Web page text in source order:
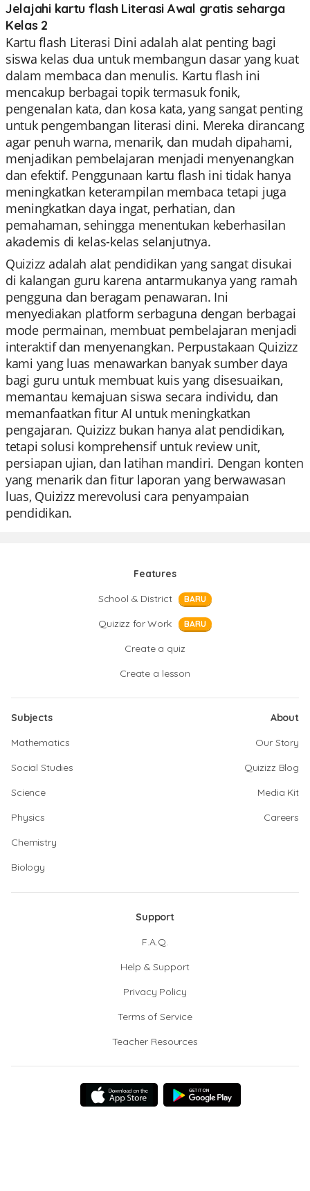
Jelajahi kartu flash Literasi Awal gratis seharga
Kelas 2
Kartu flash Literasi Dini adalah alat penting bagi
siswa kelas dua untuk membangun dasar yang kuat
dalam membaca dan menulis. Kartu flash ini
mencakup berbagai topik termasuk fonik,
pengenalan kata, dan kosa kata, yang sangat penting
untuk pengembangan literasi dini. Mereka dirancang
agar penuh warna, menarik, dan mudah dipahami,
menjadikan pembelajaran menjadi menyenangkan
dan efektif. Penggunaan kartu flash ini tidak hanya
meningkatkan keterampilan membaca tetapi juga
meningkatkan daya ingat, perhatian, dan
pemahaman, sehingga menentukan keberhasilan
akademis di kelas-kelas selanjutnya.
Quizizz adalah alat pendidikan yang sangat disukai
di kalangan guru karena antarmukanya yang ramah
pengguna dan beragam penawaran. Ini
menyediakan platform serbaguna dengan berbagai
mode permainan, membuat pembelajaran menjadi
interaktif dan menyenangkan. Perpustakaan Quizizz
kami yang luas menawarkan banyak sumber daya
bagi guru untuk membuat kuis yang disesuaikan,
memantau kemajuan siswa secara individu, dan
memanfaatkan fitur AI untuk meningkatkan
pengajaran. Quizizz bukan hanya alat pendidikan,
tetapi solusi komprehensif untuk review unit,
persiapan ujian, dan latihan mandiri. Dengan konten
yang menarik dan fitur laporan yang berwawasan
luas, Quizizz merevolusi cara penyampaian
pendidikan.
Features
School & District
BARU
Quizizz for Work BARU
Create a quiz
Create a lesson
Subjects
Mathematics
Social Studies
Science
Physics
Chemistry
Biology
About
Our Story
Quizizz Blog
Media Kit
Careers
Support
F.A.Q.
Help & Support
Privacy Policy
Terms of Service
Teacher Resources